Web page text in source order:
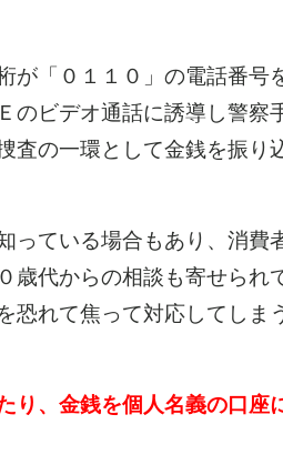
が「０１１０」の電話番号
のビデオ通話に誘導し警察
査の一環として金銭を振り
っている場合もあり、消費
代からの相談も寄せられ
恐れて焦って対応してしま
り、金銭を個人名義の口座